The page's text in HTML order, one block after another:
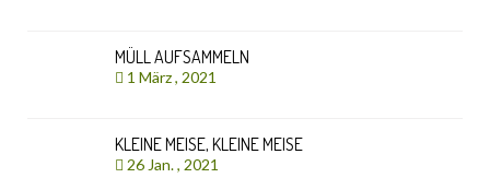
MÜLL AUFSAMMELN
1 März , 2021
KLEINE MEISE, KLEINE MEISE
26 Jan. , 2021